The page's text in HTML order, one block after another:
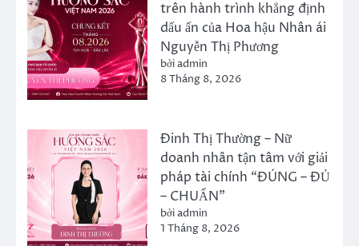
trên hành trình khẳng định
dấu ấn của Hoa hậu Nhân ái
Nguyễn Thị Phương
bởi admin
8 Tháng 8, 2026
Đinh Thị Thường – Nữ
doanh nhân tận tâm với giải
pháp tài chính “ĐÚNG – ĐỦ
– CHUẨN”
bởi admin
1 Tháng 8, 2026